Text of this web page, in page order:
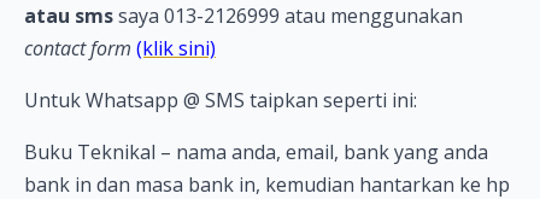
atau smssaya 013-2126999 atau menggunakan
contact form (klik sini)
Untuk Whatsapp @ SMS taipkan seperti ini:
Buku Teknikal – nama anda, email, bank yang anda
bank in dan masa bank in, kemudian hantarkan ke hp